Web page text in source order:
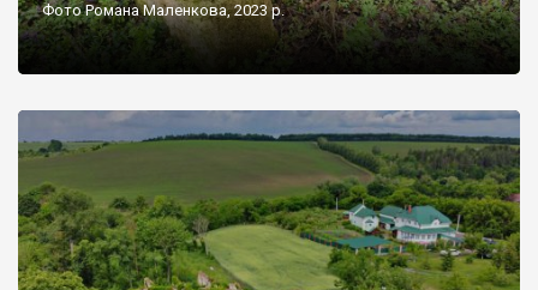
Фото Романа Маленкова, 2023 р.